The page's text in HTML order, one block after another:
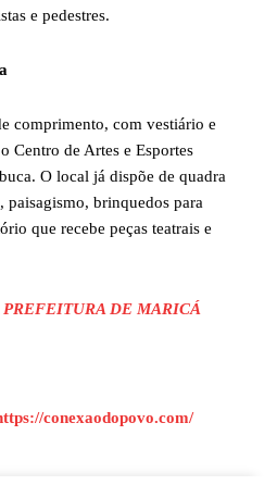
e pedestres.
comprimento, com vestiário e
Centro de Artes e Esportes
O local já dispõe de quadra
paisagismo, brinquedos para
que recebe peças teatrais e
PREFEITURA DE MARICÁ
conexaodopovo.com/